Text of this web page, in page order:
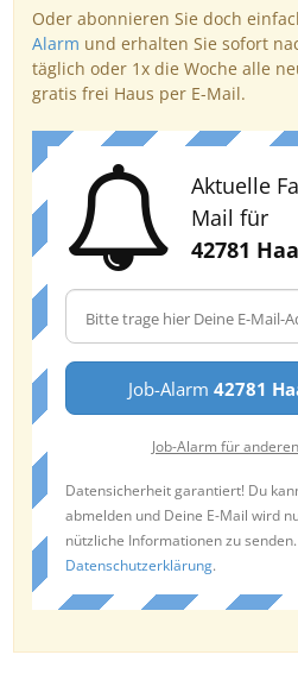
Oder abonnieren Sie doch
Alarm und erhalten Sie sofort
täglich oder 1x die Woche alle
gratis frei Haus per E-Mail.
Aktuelle
Mail für
42781
Job-Alarm 42781
Job-Alarm für
Datensicherheit garantiert! Du
abmelden und Deine E-Mail wird
nützliche Informationen zu
Datenschutzerklärung.